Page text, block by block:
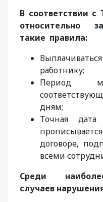
В соответствии
относительно
такие правила:
работнику;
Период
дням;
Точная дата
договоре,
всеми
Среди
случаев